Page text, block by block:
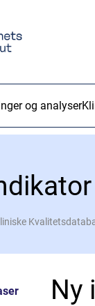
og analyser
Ny